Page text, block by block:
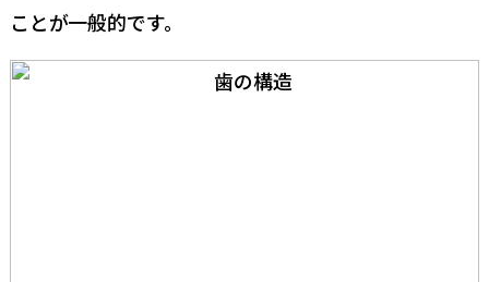
ことが一般的です。